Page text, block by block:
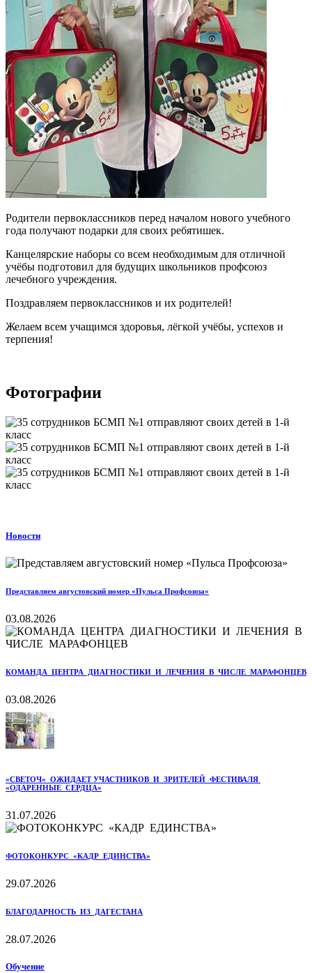
Родители первоклассников перед началом нового учебного
года получают подарки для своих ребятишек.
Канцелярские наборы со всем необходимым для отличной
учёбы подготовил для будущих школьников профсоюз
лечебного учреждения.
Поздравляем первоклассников и их родителей!
Желаем всем учащимся здоровья, лёгкой учёбы, успехов и
терпения!
Фотографии
Новости
Представляем августовский номер «Пульса Профсоюза»
03.08.2026
КОМАНДА ЦЕНТРА ДИАГНОСТИКИ И ЛЕЧЕНИЯ В ЧИСЛЕ МАРАФОНЦЕВ
03.08.2026
«СВЕТОЧ» ОЖИДАЕТ УЧАСТНИКОВ И ЗРИТЕЛЕЙ ФЕСТИВАЛЯ
«ОДАРЕННЫЕ СЕРДЦА»
31.07.2026
ФОТОКОНКУРС «КАДР ЕДИНСТВА»
29.07.2026
БЛАГОДАРНОСТЬ ИЗ ДАГЕСТАНА
28.07.2026
Обучение